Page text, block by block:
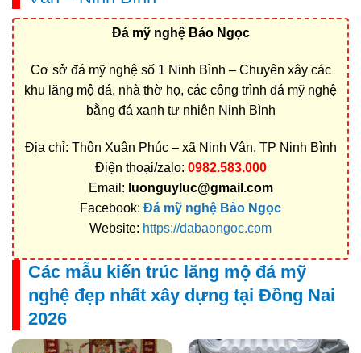
Đá mỹ nghệ Bảo Ngọc
Cơ sở đá mỹ nghệ số 1 Ninh Bình – Chuyên xây các
khu lăng mộ đá, nhà thờ họ, các công trình đá mỹ nghệ
bằng đá xanh tự nhiên Ninh Bình
Địa chỉ: Thôn Xuân Phúc – xã Ninh Vân, TP Ninh Bình
Điện thoại/zalo: 0982.583.000
Email: luonguyluc@gmail.com
Facebook: Đá mỹ nghệ Bảo Ngọc
Website: https://dabaongoc.com
Các mẫu kiến trúc lăng mộ đá mỹ
nghệ đẹp nhất xây dựng tại Đồng Nai
2026